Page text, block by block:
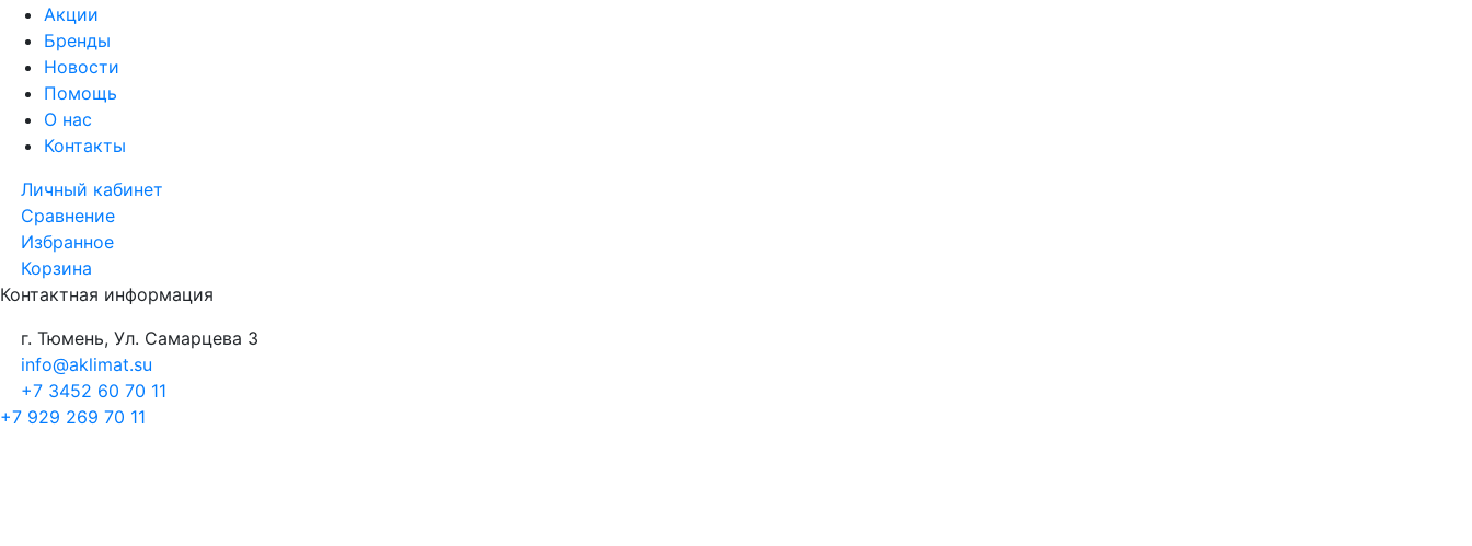
Акции
Бренды
Новости
Помощь
О нас
Контакты
Личный кабинет
Сравнение
Избранное
Корзина
Контактная информация
г. Тюмень, Ул. Самарцева 3
info@aklimat.su
+7 3452 60 70 11
+7 929 269 70 11